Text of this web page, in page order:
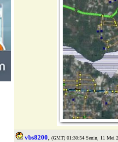
vbs8200, (GMT) 01:30:54 Senin, 11 Mei